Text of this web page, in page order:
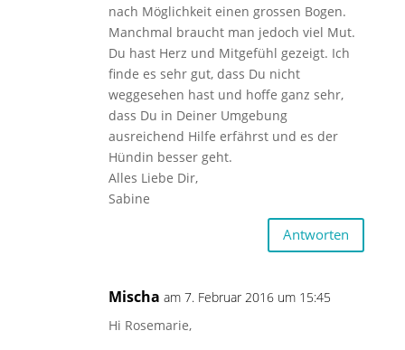
nach Möglichkeit einen grossen Bogen.
Manchmal braucht man jedoch viel Mut.
Du hast Herz und Mitgefühl gezeigt. Ich
finde es sehr gut, dass Du nicht
weggesehen hast und hoffe ganz sehr,
dass Du in Deiner Umgebung
ausreichend Hilfe erfährst und es der
Hündin besser geht.
Alles Liebe Dir,
Sabine
Antworten
Mischa am 7. Februar 2016 um 15:45
Hi Rosemarie,